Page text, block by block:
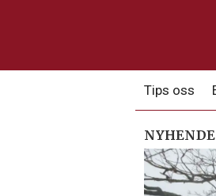
Tips oss
NYHENDE